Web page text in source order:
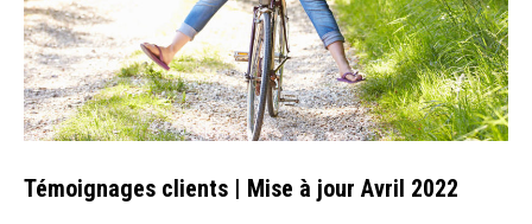
Témoignages clients | Mise à jour Avril 2022